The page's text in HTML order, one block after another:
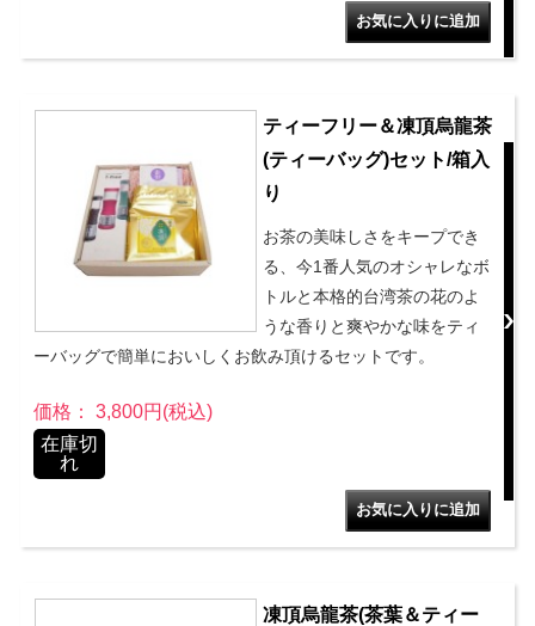
ティーフリー＆凍頂烏龍茶
(ティーバッグ)セット/箱入
り
お茶の美味しさをキープでき
る、今1番人気のオシャレなボ
トルと本格的台湾茶の花のよ
うな香りと爽やかな味をティ
ーバッグで簡単においしくお飲み頂けるセットです。
価格： 3,800円(税込)
在庫切
れ
凍頂烏龍茶(茶葉＆ティー